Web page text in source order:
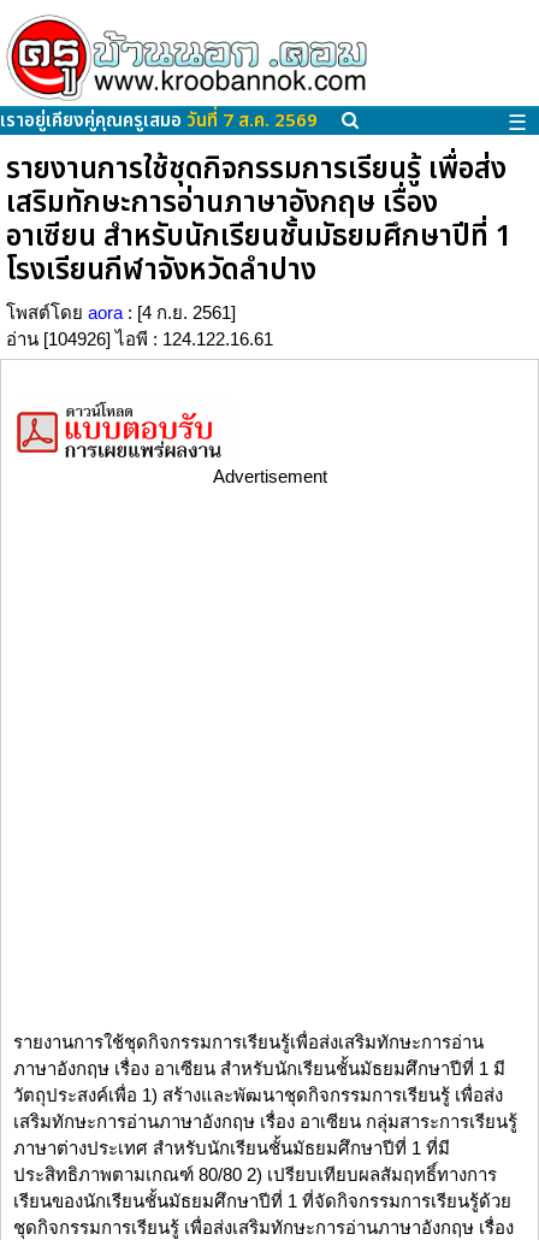
เราอยู่เคียงคู่คุณครูเสมอ วันที่ 7 ส.ค. 2569 ☰
รายงานการใช้ชุดกิจกรรมการเรียนรู้ เพื่อส่ง
เสริมทักษะการอ่านภาษาอังกฤษ เรื่อง
อาเซียน สำหรับนักเรียนชั้นมัธยมศึกษาปีที่ 1
โรงเรียนกีฬาจังหวัดลำปาง
โพสต์โดย aora : [4 ก.ย. 2561]
อ่าน [104926] ไอพี : 124.122.16.61
Advertisement
รายงานการใช้ชุดกิจกรรมการเรียนรู้เพื่อส่งเสริมทักษะการอ่าน
ภาษาอังกฤษ เรื่อง อาเซียน สำหรับนักเรียนชั้นมัธยมศึกษาปีที่ 1 มี
วัตถุประสงค์เพื่อ 1) สร้างและพัฒนาชุดกิจกรรมการเรียนรู้ เพื่อส่ง
เสริมทักษะการอ่านภาษาอังกฤษ เรื่อง อาเซียน กลุ่มสาระการเรียนรู้
ภาษาต่างประเทศ สำหรับนักเรียนชั้นมัธยมศึกษาปีที่ 1 ที่มี
ประสิทธิภาพตามเกณฑ์ 80/80 2) เปรียบเทียบผลสัมฤทธิ์ทางการ
เรียนของนักเรียนชั้นมัธยมศึกษาปีที่ 1 ที่จัดกิจกรรมการเรียนรู้ด้วย
ชุดกิจกรรมการเรียนรู้ เพื่อส่งเสริมทักษะการอ่านภาษาอังกฤษ เรื่อง